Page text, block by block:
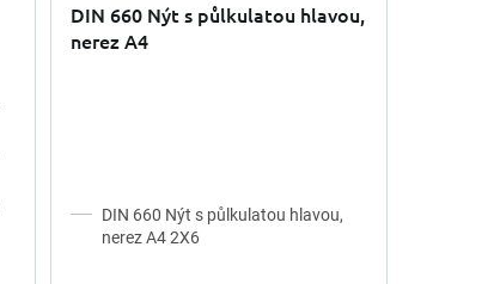
DIN 660 Nýt s půlkulatou hlavou,
nerez A4
DIN 660 Nýt s půlkulatou hlavou,
nerez A4 2X6